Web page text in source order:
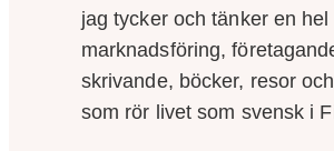
jag tycker och tänker en hel
marknadsföring,
skrivande, böcker, resor
som rör livet som svensk i